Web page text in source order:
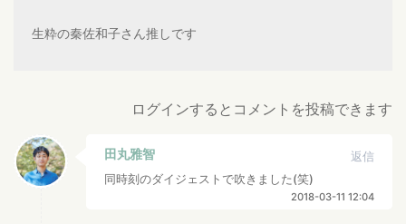
生粋の秦佐和子さん推しです
ログインするとコメントを投稿できます
田丸雅智
返信
同時刻のダイジェストで吹きました(笑)
2018-03-11 12:04